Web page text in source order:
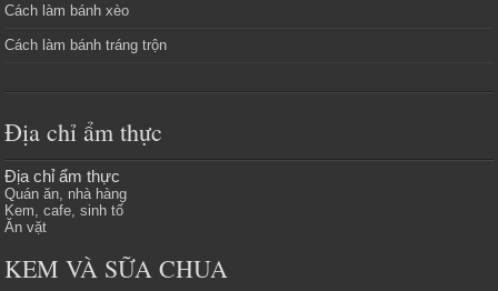
Cách làm bánh xèo
Cách làm bánh tráng trộn
Địa chỉ ẩm thực
Địa chỉ ẩm thực
Quán ăn, nhà hàng
Kem, cafe, sinh tố
Ăn vặt
KEM VÀ SỮA CHUA